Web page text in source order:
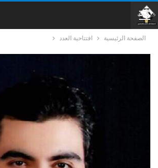
الصفحة الرئيسية افتتاحية العدد